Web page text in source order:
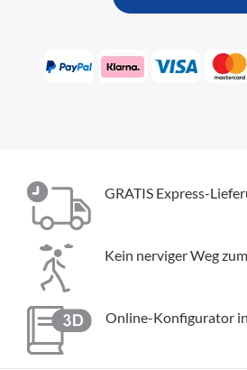
GRATIS Express-
Kein nerviger Weg
Online-Konfigurator